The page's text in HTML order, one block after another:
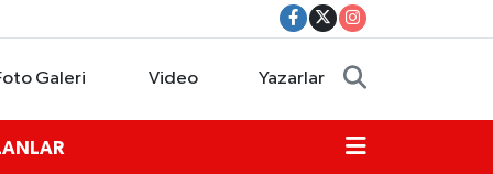
Galeri Video Yazarlar